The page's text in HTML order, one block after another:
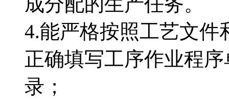
4.能严格按照工艺文件
正确填写工序作业程
录；